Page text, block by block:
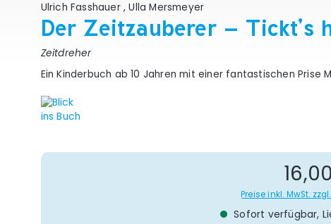
Ulrich Fasshauer,Ulla Mersmeyer
Der Zeitzauberer – Tickt’s
Zeitdreher
Ein Kinderbuch ab 10 Jahren mit einer fantastischen Prise
Preise inkl. MwSt.
Sofort verfügbar,